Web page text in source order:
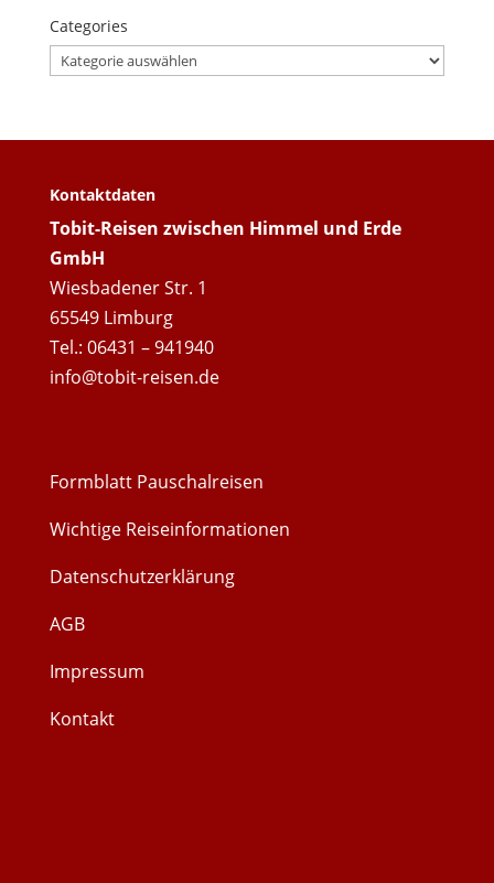
Categories
Categories
Kontaktdaten
Tobit-Reisen zwischen Himmel und Erde
GmbH
Wiesbadener Str. 1
65549 Limburg
Tel.: 06431 – 941940
info@tobit-reisen.de
Formblatt Pauschalreisen
Wichtige Reiseinformationen
Datenschutzerklärung
AGB
Impressum
Kontakt